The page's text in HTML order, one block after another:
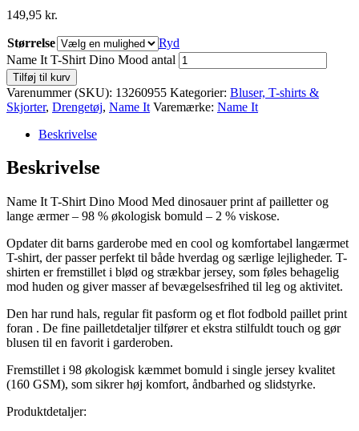
149,95 kr.
Størrelse
Ryd
Name It T-Shirt Dino Mood antal
Tilføj til kurv
Varenummer (SKU): 13260955 Kategorier: Bluser, T-shirts &
Skjorter, Drengetøj, Name It Varemærke: Name It
Beskrivelse
Beskrivelse
Name It T-Shirt Dino Mood Med dinosauer print af pailletter og
lange ærmer – 98 % økologisk bomuld – 2 % viskose.
Opdater dit barns garderobe med en cool og komfortabel langærmet
T-shirt, der passer perfekt til både hverdag og særlige lejligheder. T-
shirten er fremstillet i blød og strækbar jersey, som føles behagelig
mod huden og giver masser af bevægelsesfrihed til leg og aktivitet.
Den har rund hals, regular fit pasform og et flot fodbold paillet print
foran . De fine pailletdetaljer tilfører et ekstra stilfuldt touch og gør
blusen til en favorit i garderoben.
Fremstillet i 98 økologisk kæmmet bomuld i single jersey kvalitet
(160 GSM), som sikrer høj komfort, åndbarhed og slidstyrke.
Produktdetaljer: